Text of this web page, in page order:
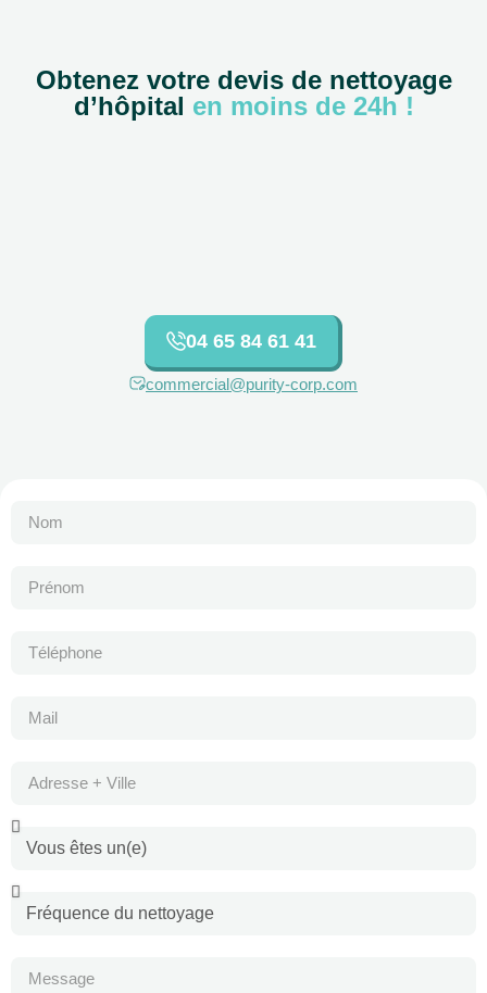
Obtenez votre devis de nettoyage
d’hôpital en moins de 24h !
04 65 84 61 41
commercial@purity-corp.com